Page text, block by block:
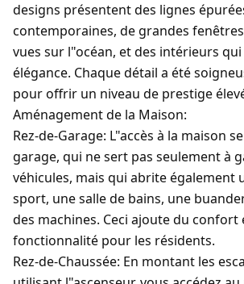
designs présentent des lignes
contemporaines, de grandes
vues sur l"océan, et des intérieurs
élégance. Chaque détail a été
pour offrir un niveau de prestige
Aménagement de la Maison:
Rez-de-Garage: L"accès à la maison
garage, qui ne sert pas seulement à
véhicules, mais qui abrite également
sport, une salle de bains, une
des machines. Ceci ajoute du confort
fonctionnalité pour les résidents.
Rez-de-Chaussée: En montant les